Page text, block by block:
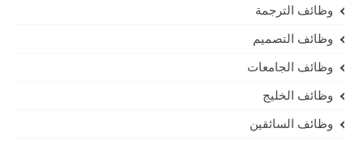
وظائف الترجمة
وظائف التصميم
وظائف الجامعات
وظائف الخليج
وظائف السائقين